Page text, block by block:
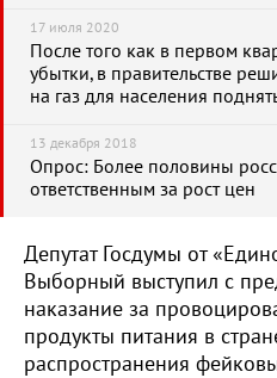
17 июля 2020
После того как в первом
убытки, в правительстве
на газ для населения
13 декабря 2018
Опрос: Более половины
ответственным за рост цен
Депутат Госдумы от
Выборный выступил с
наказание за
продукты питания в
распространения